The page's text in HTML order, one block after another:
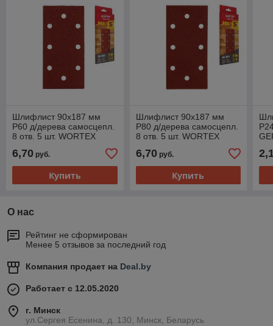
Шлифлист 90х187 мм
Р60 д/дерева самосцепл.
8 отв. 5 шт. WORTEX
6,70 руб.
Купить
Шлифлист 90х187 мм
Р80 д/дерева самосцепл.
8 отв. 5 шт. WORTEX
6,70руб.
Купить
О нас
Рейтинг не сформирован
Менее 5 отзывов за последний год
Компания продает на Deal.by
Работает с 12.05.2020
г. Минск
ул.Сергея Есенина, д. 130, Минск, Беларусь